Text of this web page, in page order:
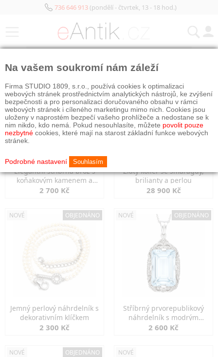
736 646 913(pondělí - čtvrtek, 13 - 18 hod.)
Elegantní stříbrná brož s
koňakovým kamenem a
markazity
2 700 Kč
Zlatý kolier se smaragdy,
brilianty a perlou
28 900 Kč
NOVÉ OBJEDNÁNO
Jemný perlový náhrdelník s
dekorativním klíčkem
2 300 Kč
NOVÉ OBJEDNÁNO
Stříbrný prvorepublikový
náhrdelník s modrým
spinelem
2 600 Kč
NOVÉ OBJEDNÁNO NOVÉ
Na vašem soukromí nám záleží
Firma STUDIO 1809, s.r.o., používá cookies k optimalizaci
webových stránek prostřednictvím analytických nástrojů, ke zvýšení
bezpečnosti a pro personalizaci doručovaného obsahu v rámci
webových stránek i cíleného marketingu mimo nich. Cookies jsou
uloženy v naprostém bezpečí vašeho prohlížeče a nedostane se k
nim nikdo, kdo nemá. Pokud nesouhlasíte, můžete povolit pouze
nezbytné cookies, které mají na starost základní funkce webových
stránek.
Podrobné nastavení Souhlasím